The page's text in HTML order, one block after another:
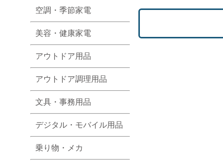
空調・季節家電
美容・健康家電
アウトドア用品
アウトドア調理用品
文具・事務用品
デジタル・モバイル用品
乗り物・メカ